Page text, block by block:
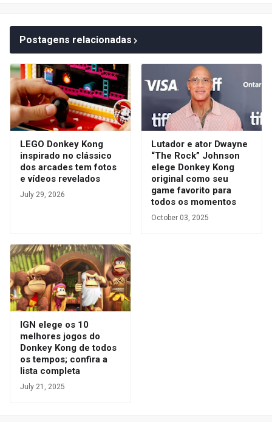
Postagens relacionadas
LEGO Donkey Kong
inspirado no clássico
dos arcades tem fotos
e vídeos revelados
July 29, 2026
Lutador e ator Dwayne
“The Rock” Johnson
elege Donkey Kong
original como seu
game favorito para
todos os momentos
October 03, 2025
IGN elege os 10
melhores jogos do
Donkey Kong de todos
os tempos; confira a
lista completa
July 21, 2025